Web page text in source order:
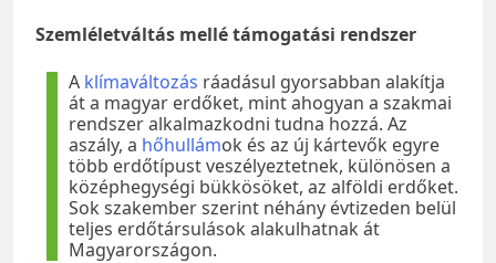
Szemléletváltás mellé támogatási rendszer
A klímaváltozás ráadásul gyorsabban alakítja
át a magyar erdőket, mint ahogyan a szakmai
rendszer alkalmazkodni tudna hozzá. Az
aszály, a hőhullámok és az új kártevők egyre
több erdőtípust veszélyeztetnek, különösen a
középhegységi bükkösöket, az alföldi erdőket.
Sok szakember szerint néhány évtizeden belül
teljes erdőtársulások alakulhatnak át
Magyarországon.